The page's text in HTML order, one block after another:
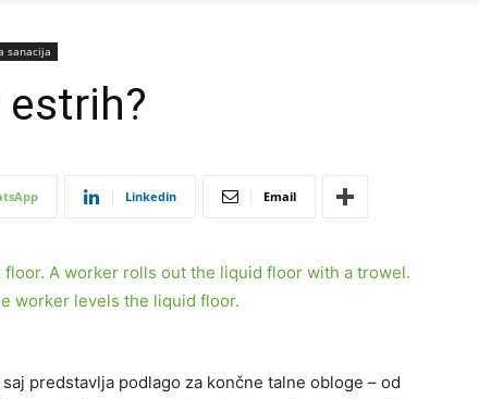
sanacija
estrih?
Linkedin Email
predstavlja podlago za končne talne obloge – od